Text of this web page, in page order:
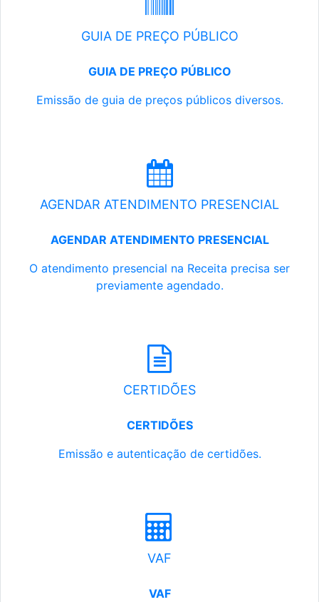
GUIA DE PREÇO PÚBLICO
GUIA DE PREÇO PÚBLICO
Emissão de guia de preços públicos diversos.
AGENDAR ATENDIMENTO PRESENCIAL
AGENDAR ATENDIMENTO PRESENCIAL
O atendimento presencial na Receita precisa ser
previamente agendado.
CERTIDÕES
CERTIDÕES
Emissão e autenticação de certidões.
VAF
VAF